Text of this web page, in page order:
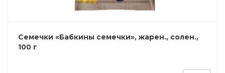
Семечки «Бабкины семечки», жарен., солен.,
100 г